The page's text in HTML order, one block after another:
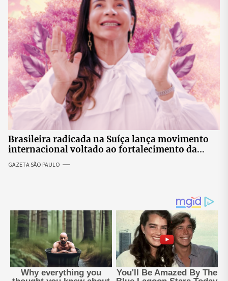
Brasileira radicada na Suíça lança movimento
internacional voltado ao fortalecimento da
identidade feminina
GAZETA SÃO PAULO